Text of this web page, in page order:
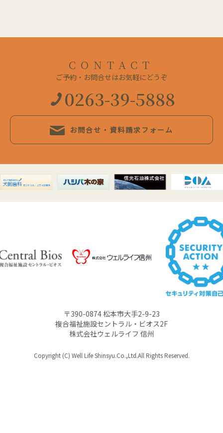
CONTACT
ご予約・お問合せはお気軽にどうぞ
0263-39-5888
お問合せ・資料請求フォーム
〒390-0874 松本市大手2-9-23
複合福祉施設セントラル・ビオス2F
株式会社ウェルライフ 信州
Copyright (C) Well Life Shinsyu.Co.,Ltd.All Rights Reserved.